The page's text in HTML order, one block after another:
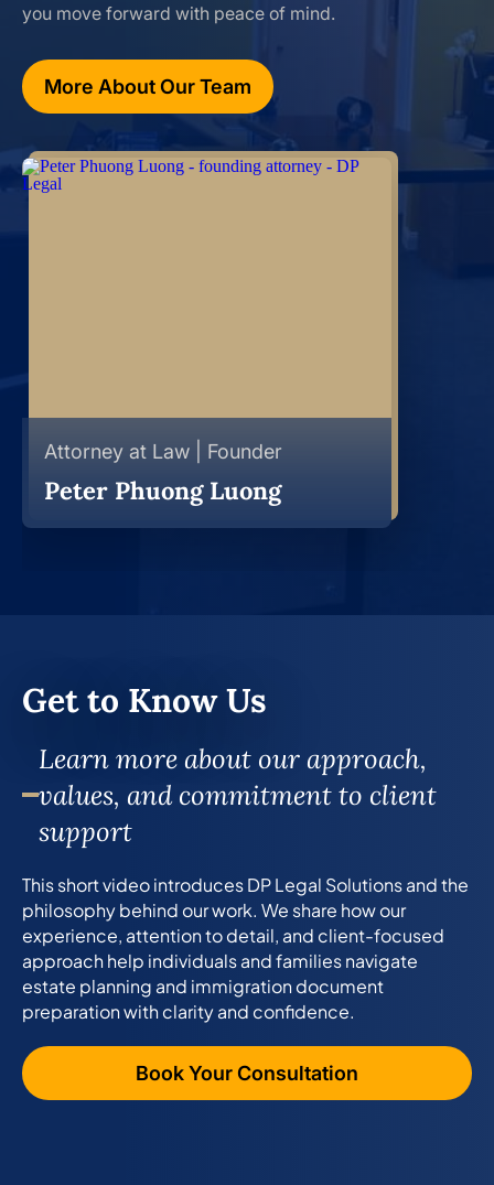
you move forward with peace of mind.
More About Our Team
Attorney at Law | Founder
Peter Phuong Luong
Get to Know Us
Learn more about our approach,
values, and commitment to client
support
This short video introduces DP Legal Solutions and the
philosophy behind our work. We share how our
experience, attention to detail, and client-focused
approach help individuals and families navigate
estate planning and immigration document
preparation with clarity and confidence.
Book Your Consultation